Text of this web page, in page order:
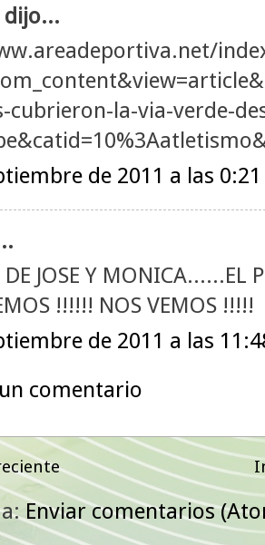
cubrieron-la-via-verde-
de 2011 a las 0:21
DE JOSE Y
!!!!!! NOS VEMOS !!!!!
de 2011 a las
comentario
Enviar comentarios